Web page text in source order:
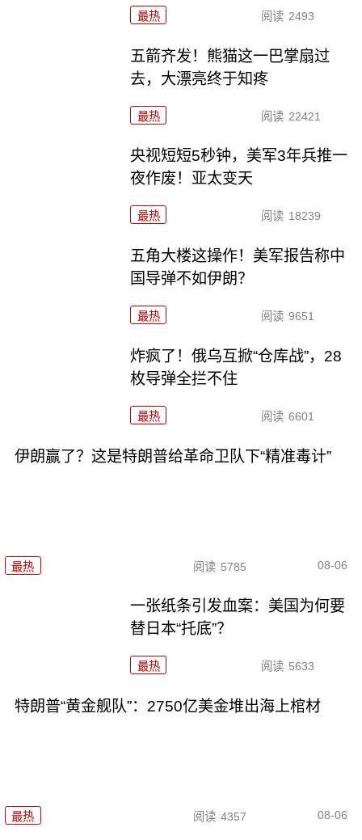
最热 阅读 2493
五箭齐发！熊猫这一巴掌扇过
去，大漂亮终于知疼
最热 阅读 22421
央视短短5秒钟，美军3年兵推一
夜作废！亚太变天
最热 阅读 18239
五角大楼这操作！美军报告称中
国导弹不如伊朗？
最热 阅读 9651
炸疯了！俄乌互掀“仓库战”，28
枚导弹全拦不住
最热 阅读 6601
伊朗赢了？这是特朗普给革命卫队下“精准毒计”
最热 阅读 5785 08-06
一张纸条引发血案：美国为何要
替日本“托底”？
最热 阅读 5633
特朗普“黄金舰队”：2750亿美金堆出海上棺材
最热 阅读 4357 08-06